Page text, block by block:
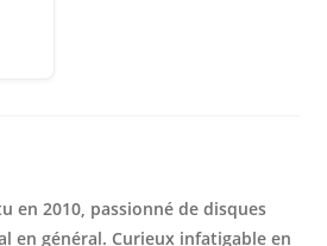
en 2010, passionné de disques
en général. Curieux infatigable en